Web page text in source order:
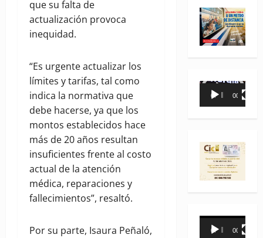
que su falta de
actualización provoca
inequidad.
“Es urgente actualizar los
límites y tarifas, tal como
indica la normativa que
debe hacerse, ya que los
montos establecidos hace
más de 20 años resultan
insuficientes frente al costo
actual de la atención
médica, reparaciones y
fallecimientos”, resaltó.
Por su parte, Isaura Peñaló,
Reproductor
00:00 00:35
Reproductor
00:00 00:31